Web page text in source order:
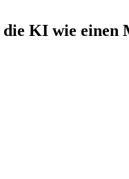
KI wie einen